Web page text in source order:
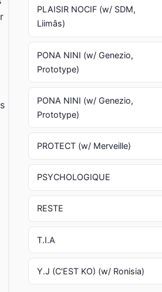
PLAISIR NOCIF (w/ SDM,
Liimâs)
PONA NINI (w/ Genezio,
Prototype)
PONA NINI (w/ Genezio,
Prototype)
PROTECT (w/ Merveille)
PSYCHOLOGIQUE
RESTE
T.I.A
Y.J (C'EST KO) (w/ Ronisia)